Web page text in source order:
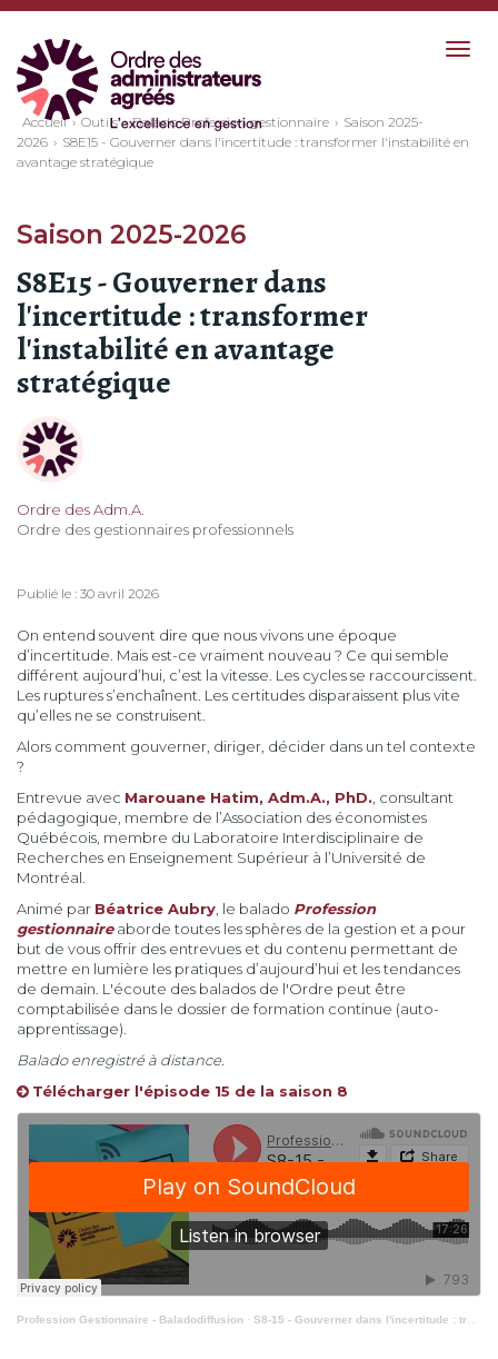
Accueil Outils Balado Profession gestionnaire
Saison 2025-
2026
S8E15 - Gouverner dans l'incertitude : transformer l'instabilité en
avantage stratégique
Saison 2025-2026
S8E15 - Gouverner dans
l'incertitude : transformer
l'instabilité en avantage
stratégique
Ordre des Adm.A.
Ordre des gestionnaires professionnels
Publié le : 30 avril 2026
On entend souvent dire que nous vivons une époque
d’incertitude. Mais est-ce vraiment nouveau ? Ce qui semble
différent aujourd’hui, c’est la vitesse. Les cycles se raccourcissent.
Les ruptures s’enchaînent. Les certitudes disparaissent plus vite
qu’elles ne se construisent.
Alors comment gouverner, diriger, décider dans un tel contexte
?
Entrevue avec Marouane Hatim, Adm.A., PhD. , consultant
pédagogique, membre de l’Association des économistes
Québécois, membre du Laboratoire Interdisciplinaire de
Recherches en Enseignement Supérieur à l’Université de
Montréal.
Animé par Béatrice Aubry , le balado Profession
gestionnaireaborde toutes les sphères de la gestion et a pour
but de vous offrir des entrevues et du contenu permettant de
mettre en lumière les pratiques d’aujourd’hui et les tendances
de demain. L'écoute des balados de l'Ordre peut être
comptabilisée dans le dossier de formation continue (auto-
apprentissage).
Balado enregistré à distance.
Télécharger l'épisode 15 de la saison 8
Profession Gestionnaire - Baladodiffusion · S8-15 - Gouverner dans l'incertitude : transformer l'instabilité en avantage stratégique